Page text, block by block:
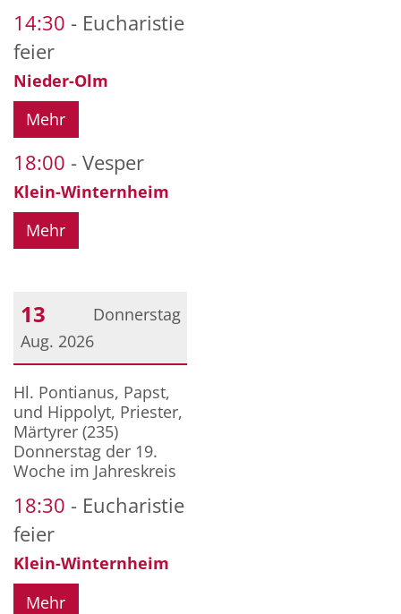
14:30
Eucharistie
feier
Nieder-Olm
Mehr
18:00 Vesper
Klein-Winternheim
Mehr
Donnerstag
13
Aug. 2026
Datum: 13. August 2026
Hl. Pontianus, Papst,
und Hippolyt, Priester,
Märtyrer (235)
Donnerstag der 19.
Woche im Jahreskreis
18:30
Eucharistie
feier
Klein-Winternheim
Mehr